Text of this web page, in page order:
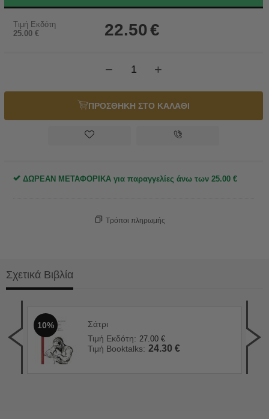
Τιμή Εκδότη
25.00 € 22.50€
+
−
ΠΡΟΣΘΗΚΗ ΣΤΟ ΚΑΛΑΘΙ
ΔΩΡΕΑΝ ΜΕΤΑΦΟΡΙΚΑ για παραγγελίες άνω των 25.00 €
Τρόποι πληρωμής
Σχετικά Βιβλία
10%
Σάτρι
Τιμή Εκδότη: 27.00 €
Τιμή Booktalks: 24.30 €